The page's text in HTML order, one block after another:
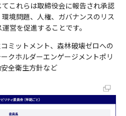
これらは取締役会に報告され承認
境問題、人権、ガバナンスのリス
営を促進することです。
ミットメント、森林破壊ゼロへの
クホルダーエンゲージメントポリ
全衛生方針など